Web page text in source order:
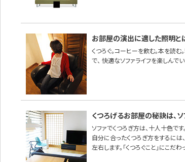
お部屋の演出に適した照明と
くつろぐ。コーヒーを飲む。本を読
で、 快適なソファライフを楽しん
くつろげるお部屋の秘訣は、
ソファでくつろぎ方は、十人十色です。
自分に合ったくつろぎ方をするに
左右します。「くつろぐこと」にこ